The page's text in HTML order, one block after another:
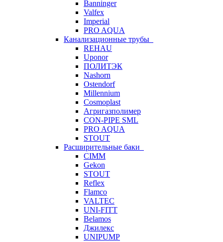
Banninger
Valfex
Imperial
PRO AQUA
Канализационные трубы
REHAU
Uponor
ПОЛИТЭК
Nashorn
Ostendorf
Millennium
Cosmoplast
Агригазполимер
CON-PIPE SML
PRO AQUA
STOUT
Расширительные баки
CIMM
Gekon
STOUT
Reflex
Flamco
VALTEC
UNI-FITT
Belamos
Джилекс
UNIPUMP